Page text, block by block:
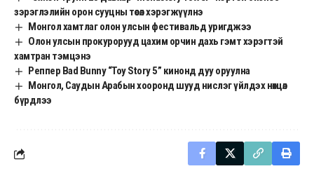
зэрэглэлийн орон сууцны төсөл хэрэгжүүлнэ
Монгол хамтлаг олон улсын фестивальд уригджээ
Олон улсын прокурорууд цахим орчин дахь гэмт хэрэгтэй
хамтран тэмцэнэ
Реппер Bad Bunny “Toy Story 5” кинонд дуу оруулна
Монгол, Саудын Арабын хооронд шууд нислэг үйлдэх нөхцөл
бүрдлээ